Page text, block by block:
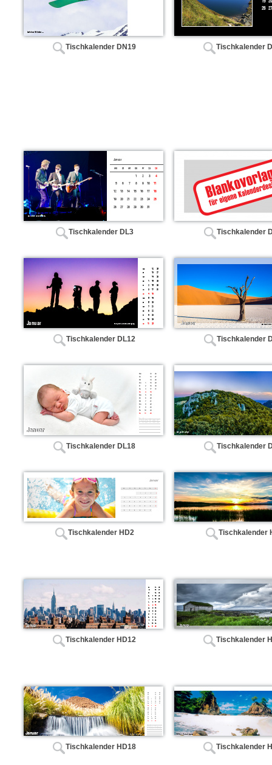
Tischkalender DN19 Tischkalender
Tischkalender DL3 Tischkalender
Tischkalender DL12 Tischkalender
Tischkalender DL18 Tischkalender
Tischkalender HD2 Tischkalender
Tischkalender HD12 Tischkalender
Tischkalender HD18 Tischkalender